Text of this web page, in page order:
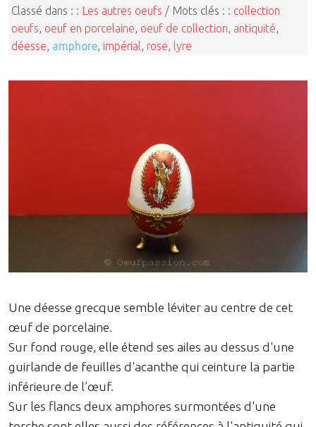
Classé dans : : Les autres oeufs / Mots clés : : collection
oeufs oeuf en porcelaine oeuf de collection antiquité
déesse amphore impérial rose lyre
Une déesse grecque semble léviter au centre de cet
œuf de porcelaine.
Sur fond rouge, elle étend ses ailes au dessus d'une
guirlande de feuilles d'acanthe qui ceinture la partie
inférieure de l’œuf.
Sur les flancs deux amphores surmontées d'une